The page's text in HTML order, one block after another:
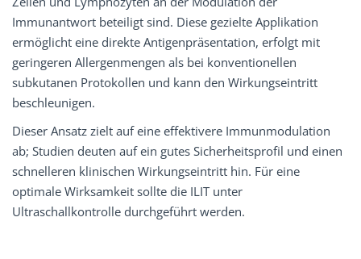
Immunantwort beteiligt sind. Diese gezielte Applikation
ermöglicht eine direkte Antigenpräsentation, erfolgt mit
geringeren Allergenmengen als bei konventionellen
subkutanen Protokollen und kann den Wirkungseintritt
beschleunigen.
Dieser Ansatz zielt auf eine effektivere Immunmodulation
ab; Studien deuten auf ein gutes Sicherheitsprofil und einen
schnelleren klinischen Wirkungseintritt hin. Für eine
optimale Wirksamkeit sollte die ILIT unter
Ultraschallkontrolle durchgeführt werden.